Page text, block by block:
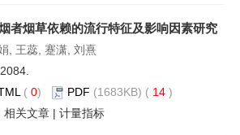
者烟草依赖的流行特征及影响因素研究
, 王蕊, 蹇潇, 刘熹
( 0) PDF (1683KB) ( 14 )
相关文章 | 计量指标